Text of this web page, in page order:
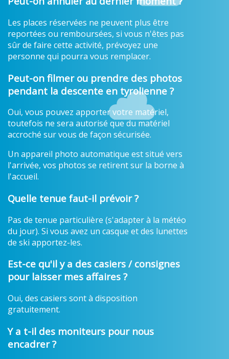
Les places réservées ne peuvent plus être
reportées ou remboursées, si vous n'êtes pas
sûr de faire cette activité, prévoyez une
personne qui pourra vous remplacer.
Peut-on filmer ou prendre des photos
pendant la descente en tyrolienne ?
Oui, vous pouvez apporter votre matériel,
toutefois ne sera autorisé que du matériel
accroché sur vous de façon sécurisée.
Un appareil photo automatique est situé vers
l'arrivée, vos photos se retirent sur la borne à
l'accueil.
Quelle tenue faut-il prévoir ?
Pas de tenue particulière (s'adapter à la météo
du jour). Si vous avez un casque et des lunettes
de ski apportez-les.
Est-ce qu'il y a des casiers / consignes
pour laisser mes affaires ?
Oui, des casiers sont à disposition
gratuitement.
Y a t-il des moniteurs pour nous
encadrer ?